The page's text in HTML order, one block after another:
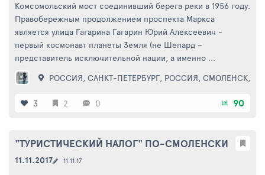
Комсомольский мост соединивший берега реки в 1956 году.
Правобережным продолжением проспекта Маркса
является улица Гагарина Гагарин Юрий Алексеевич -
первый космонавт планеты Земля (не Шепард –
представитель исключительной нации, а именно ...
РОССИЯ, САНКТ-ПЕТЕРБУРГ, РОССИЯ, СМОЛЕНСК,
3 2 0 90
"ТУРИСТИЧЕСКИЙ НАЛОГ" ПО-СМОЛЕНСКИ
11.11.17
11.11.2017